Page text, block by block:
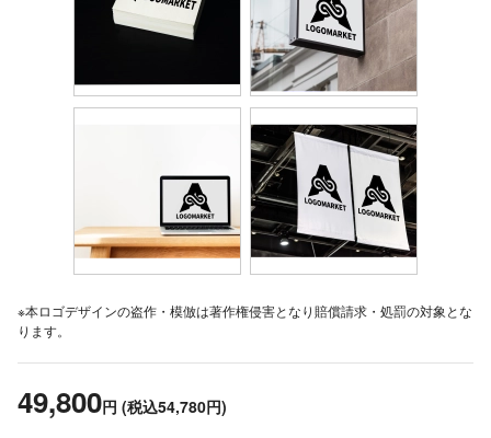
※本ロゴデザインの盗作・模倣は著作権侵害となり賠償請求・処罰の対象とな
ります。
49,800円 (税込54,780円)